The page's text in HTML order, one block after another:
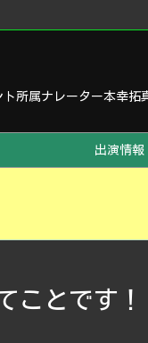
ト所属ナレーター本幸
出演情報
ことです！